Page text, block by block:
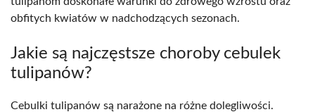
obfitych kwiatów w nadchodzących sezonach.
Jakie są najczęstsze choroby cebulek
tulipanów?
Cebulki tulipanów są narażone na różne dolegliwości.